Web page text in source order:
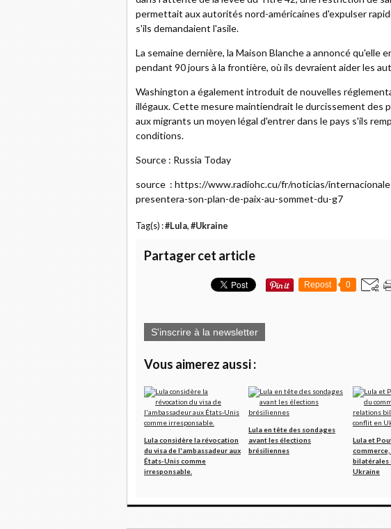
permettait aux autorités nord-américaines d'expulser
s'ils demandaient l'asile.
La semaine dernière, la Maison Blanche a annoncé qu'elle
pendant 90 jours à la frontière, où ils devraient aider les
Washington a également introduit de nouvelles
illégaux. Cette mesure maintiendrait le durcissement des
aux migrants un moyen légal d'entrer dans le pays s'ils
conditions.
Source : Russia Today
source : https://www.radiohc.cu/fr/noticias/
presentera-son-plan-de-paix-au-sommet-du-g7
Tag(s) :#Lula, #Ukraine
Partager cet article
Repost 0
S'inscrire à la newsletter
Vous aimerez aussi :
Lula considère la révocation
du visa de l'ambassadeur aux
États-Unis comme
irresponsable.
Lula en tête des sondages
avant les élections
brésiliennes
Lula et
bilatérales
Ukraine